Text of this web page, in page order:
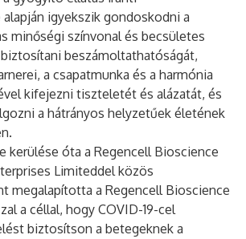
igyekszik gondoskodni a
minőségi színvonal és becsületes
beszámoltathatóságát,
a csapatmunka és a harmónia
kifejezni tiszteletét és alázatát, és
a hátrányos helyzetűek életének
kerülése óta a Regencell Bioscience
Limiteddel közös
megalapította a Regencell Bioscience
a céllal, hogy COVID-19-cel
biztosítson a betegeknek a